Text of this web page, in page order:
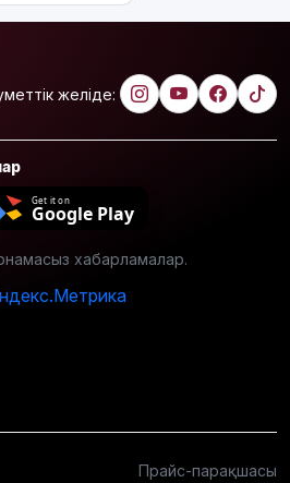
желіде:
Get it on
Google Play
хабарламалар.
Прайс-парақшасы